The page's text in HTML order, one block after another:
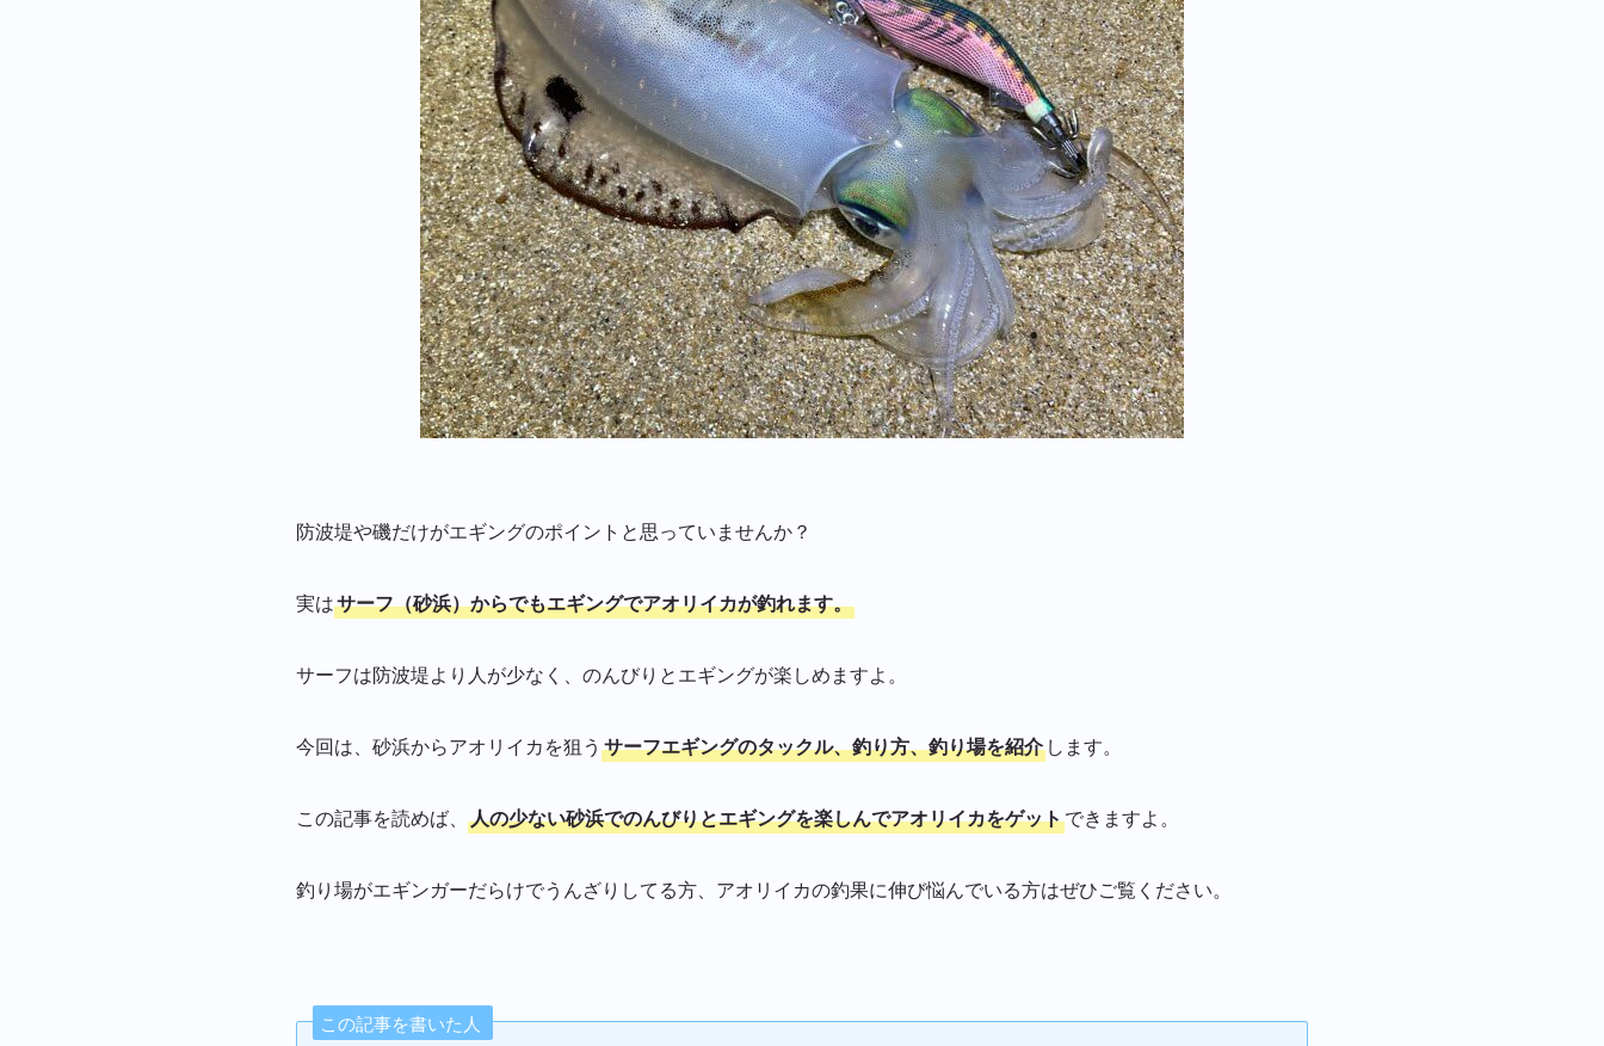
防波堤や磯だけがエギングのポイントと思っていませんか？
実はサーフ（砂浜）からでもエギングでアオリイカが釣れます。
サーフは防波堤より人が少なく、のんびりとエギングが楽しめますよ。
今回は、砂浜からアオリイカを狙う サーフエギングのタックル、釣り方、釣り場を紹介 します。
この記事を読めば、 人の少ない砂浜でのんびりとエギングを楽しんでアオリイカをゲットできますよ。
釣り場がエギンガーだらけでうんざりしてる方、アオリイカの釣果に伸び悩んでいる方はぜひご覧ください。
この記事を書いた人